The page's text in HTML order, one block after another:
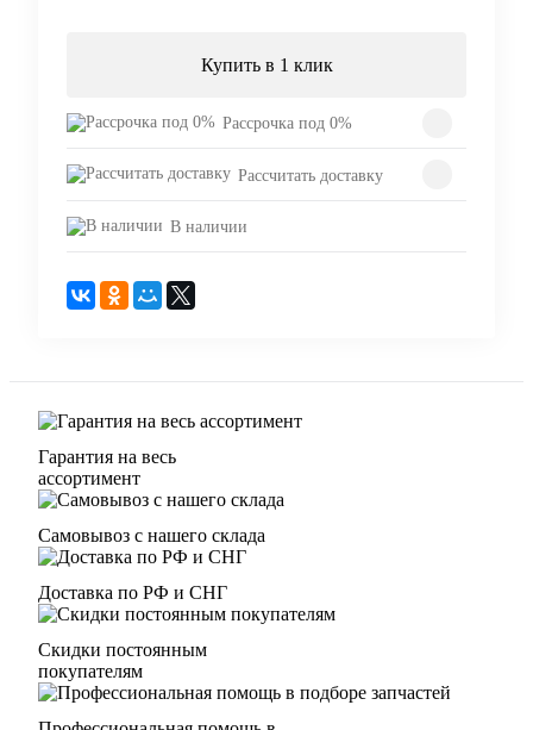
Купить в 1 клик
Рассрочка под 0%
Рассчитать доставку
В наличии
Гарантия на весь
ассортимент
Самовывоз с нашего склада
Доставка по РФ и СНГ
Скидки постоянным
покупателям